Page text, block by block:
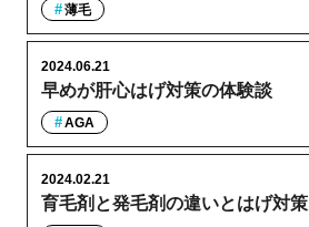
薄毛
早めが肝心はげ対策の体験談
2024.06.21
AGA
育毛剤と発毛剤の違いとはげ対策
2024.02.21